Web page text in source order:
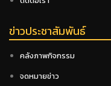
ข่าวประชาสัมพันธ์
คลังภาพกิจกรรม
จดหมายข่าว